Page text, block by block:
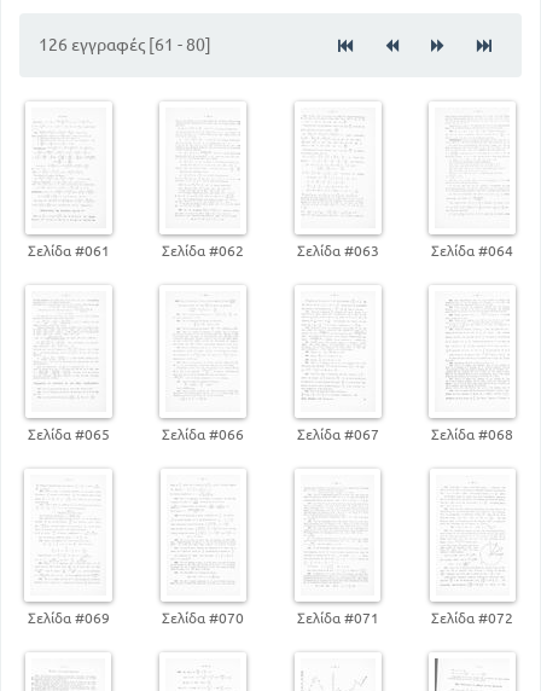
126 εγγραφές [61 - 80]
Σελίδα #061 Σελίδα #062 Σελίδα #063 Σελίδα #064
Σελίδα #065 Σελίδα #066 Σελίδα #067 Σελίδα #068
Σελίδα #069 Σελίδα #070 Σελίδα #071 Σελίδα #072